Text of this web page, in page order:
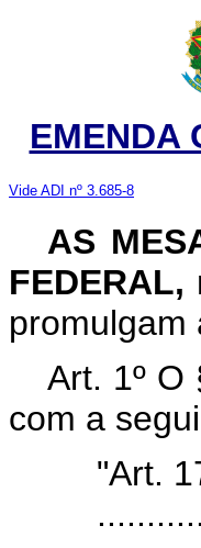
EMENDA
Vide ADI nº 3.685-8
AS
FEDERAL,
promulgam
Art. 1º O
com a
"Art.